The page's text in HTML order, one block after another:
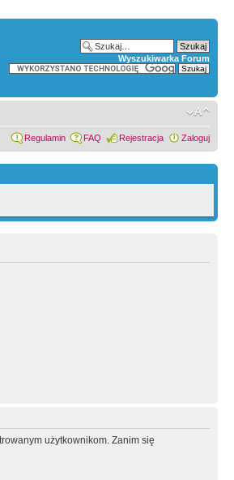
Wyszukiwarka Forum
Regulamin FAQ Rejestracja Zaloguj
użytkownikom. Zanim się